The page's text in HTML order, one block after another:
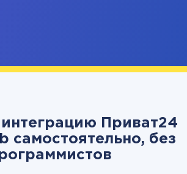
Приват24
самостоятельно, без